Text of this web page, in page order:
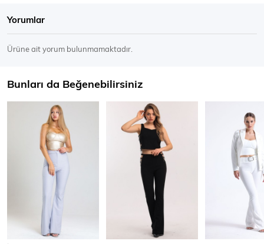
Yorumlar
Ürüne ait yorum bulunmamaktadır.
Bunları da Beğenebilirsiniz